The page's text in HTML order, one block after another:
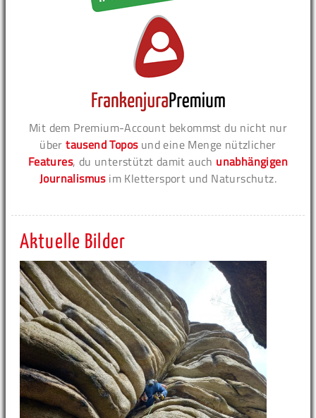
Mit dem Premium-Account bekommst du nicht nur
übertausend Toposund eine Menge nützlicher
Features, du unterstützt damit auch unabhängigen
Journalismusim Klettersport und Naturschutz.
Aktuelle Bilder